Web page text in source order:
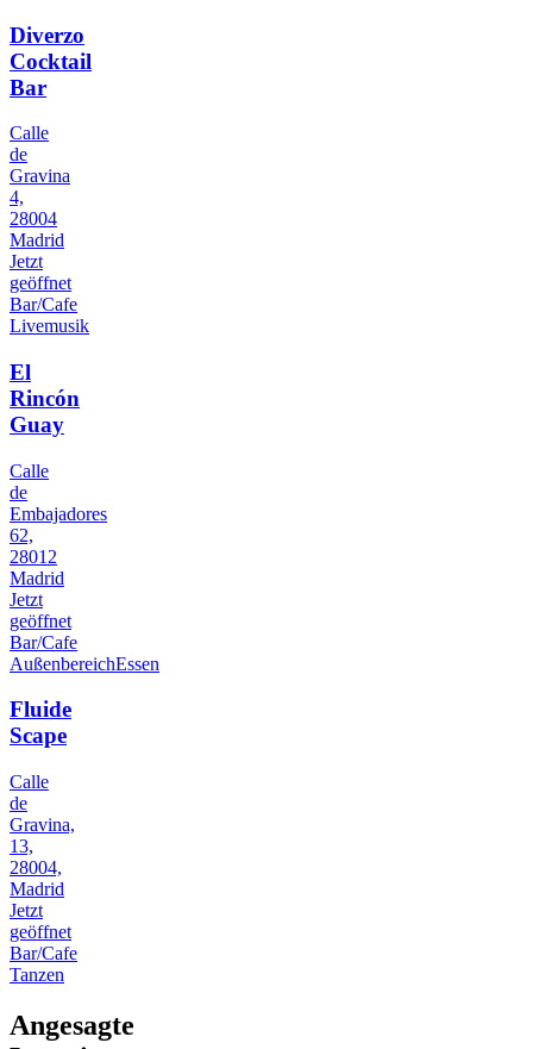
Diverzo
Cocktail
Bar
Calle
de
Gravina
4,
28004
Madrid
Jetzt
geöffnet
Bar/Cafe
Livemusik
El
Rincón
Guay
Calle
de
Embajadores
62,
28012
Madrid
Jetzt
geöffnet
Bar/Cafe
AußenbereichEssen
Fluide
Scape
Calle
de
Gravina,
13,
28004,
Madrid
Jetzt
geöffnet
Bar/Cafe
Tanzen
Angesagte